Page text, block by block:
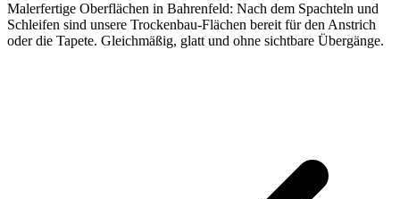
Malerfertige Oberflächen in Bahrenfeld: Nach dem Spachteln und
Schleifen sind unsere Trockenbau-Flächen bereit für den Anstrich
oder die Tapete. Gleichmäßig, glatt und ohne sichtbare Übergänge.